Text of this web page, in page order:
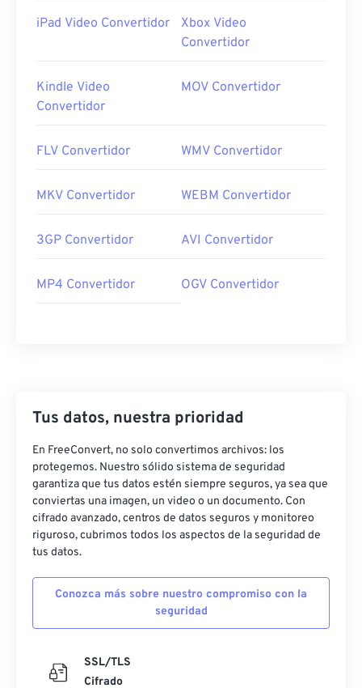
iPad Video Convertidor
Xbox Video
Convertidor
Kindle Video
Convertidor
MOV Convertidor
FLV Convertidor WMV Convertidor
MKV Convertidor WEBM Convertidor
3GP Convertidor AVI Convertidor
MP4 Convertidor OGV Convertidor
Tus datos, nuestra prioridad
En FreeConvert, no solo convertimos archivos: los
protegemos. Nuestro sólido sistema de seguridad
garantiza que tus datos estén siempre seguros, ya sea que
conviertas una imagen, un video o un documento. Con
cifrado avanzado, centros de datos seguros y monitoreo
riguroso, cubrimos todos los aspectos de la seguridad de
tus datos.
Conozca más sobre nuestro compromiso con la
seguridad
SSL/TLS
Cifrado